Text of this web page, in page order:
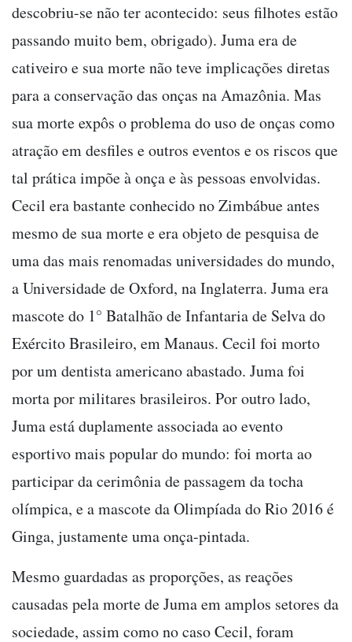
descobriu-se não ter acontecido: seus filhotes estão
passando muito bem, obrigado). Juma era de
cativeiro e sua morte não teve implicações diretas
para a conservação das onças na Amazônia. Mas
sua morte expôs o problema do uso de onças como
atração em desfiles e outros eventos e os riscos que
tal prática impõe à onça e às pessoas envolvidas.
Cecil era bastante conhecido no Zimbábue antes
mesmo de sua morte e era objeto de pesquisa de
uma das mais renomadas universidades do mundo,
a Universidade de Oxford, na Inglaterra. Juma era
mascote do 1° Batalhão de Infantaria de Selva do
Exército Brasileiro, em Manaus. Cecil foi morto
por um dentista americano abastado. Juma foi
morta por militares brasileiros. Por outro lado,
Juma está duplamente associada ao evento
esportivo mais popular do mundo: foi morta ao
participar da cerimônia de passagem da tocha
olímpica, e a mascote da Olimpíada do Rio 2016 é
Ginga, justamente uma onça-pintada.
Mesmo guardadas as proporções, as reações
causadas pela morte de Juma em amplos setores da
sociedade, assim como no caso Cecil, foram